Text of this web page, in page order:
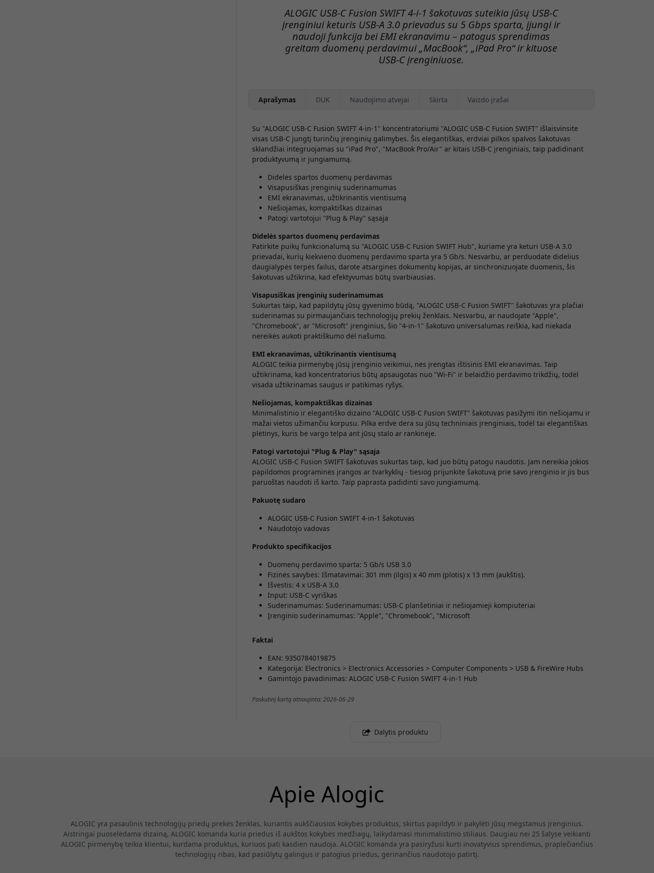
ALOGIC USB-C Fusion SWIFT 4-i-1 šakotuvas suteikia jūsų USB-C
įrenginiui keturis USB-A 3.0 prievadus su 5 Gbps sparta, įjungi ir
naudoji funkcija bei EMI ekranavimu – patogus sprendimas
greitam duomenų perdavimui „MacBook“, „iPad Pro“ ir kituose
USB-C įrenginiuose.
Aprašymas DUK Naudojimo atvejai Skirta Vaizdo įrašai
Su "ALOGIC USB-C Fusion SWIFT 4-in-1" koncentratoriumi "ALOGIC USB-C Fusion SWIFT" išlaisvinsite
visas USB-C jungtį turinčių įrenginių galimybes. Šis elegantiškas, erdviai pilkos spalvos šakotuvas
sklandžiai integruojamas su "iPad Pro", "MacBook Pro/Air" ar kitais USB-C įrenginiais, taip padidinant
produktyvumą ir jungiamumą.
Didelės spartos duomenų perdavimas
Visapusiškas įrenginių suderinamumas
EMI ekranavimas, užtikrinantis vientisumą
Nešiojamas, kompaktiškas dizainas
Patogi vartotojui "Plug & Play" sąsaja
Didelės spartos duomenų perdavimas
Patirkite puikų funkcionalumą su "ALOGIC USB-C Fusion SWIFT Hub", kuriame yra keturi USB-A 3.0
prievadai, kurių kiekvieno duomenų perdavimo sparta yra 5 Gb/s. Nesvarbu, ar perduodate didelius
daugialypės terpės failus, darote atsargines dokumentų kopijas, ar sinchronizuojate duomenis, šis
šakotuvas užtikrina, kad efektyvumas būtų svarbiausias.
Visapusiškas įrenginių suderinamumas
Sukurtas taip, kad papildytų jūsų gyvenimo būdą, "ALOGIC USB-C Fusion SWIFT" šakotuvas yra plačiai
suderinamas su pirmaujančiais technologijų prekių ženklais. Nesvarbu, ar naudojate "Apple",
"Chromebook", ar "Microsoft" įrenginius, šio "4-in-1" šakotuvo universalumas reiškia, kad niekada
nereikės aukoti praktiškumo dėl našumo.
EMI ekranavimas, užtikrinantis vientisumą
ALOGIC teikia pirmenybę jūsų įrenginio veikimui, nes įrengtas ištisinis EMI ekranavimas. Taip
užtikrinama, kad koncentratorius būtų apsaugotas nuo "Wi-Fi" ir belaidžio perdavimo trikdžių, todėl
visada užtikrinamas saugus ir patikimas ryšys.
Nešiojamas, kompaktiškas dizainas
Minimalistinio ir elegantiško dizaino "ALOGIC USB-C Fusion SWIFT" šakotuvas pasižymi itin nešiojamu ir
mažai vietos užimančiu korpusu. Pilka erdvė dera su jūsų techniniais įrenginiais, todėl tai elegantiškas
plėtinys, kuris be vargo telpa ant jūsų stalo ar rankinėje.
Patogi vartotojui "Plug & Play" sąsaja
ALOGIC USB-C Fusion SWIFT šakotuvas sukurtas taip, kad juo būtų patogu naudotis. Jam nereikia jokios
papildomos programinės įrangos ar tvarkyklių - tiesiog prijunkite šakotuvą prie savo įrenginio ir jis bus
paruoštas naudoti iš karto. Taip paprasta padidinti savo jungiamumą.
Pakuotę sudaro
ALOGIC USB-C Fusion SWIFT 4-in-1 šakotuvas
Naudotojo vadovas
Produkto specifikacijos
Duomenų perdavimo sparta: 5 Gb/s USB 3.0
Fizinės savybės: Išmatavimai: 301 mm (ilgis) x 40 mm (plotis) x 13 mm (aukštis).
Išvestis: 4 x USB-A 3.0
Input: USB-C vyriškas
Suderinamumas: Suderinamumas: USB-C planšetiniai ir nešiojamieji kompiuteriai
Įrenginio suderinamumas: "Apple", "Chromebook", "Microsoft
Faktai
EAN: 9350784019875
Kategorija: Electronics > Electronics Accessories > Computer Components > USB & FireWire Hubs
Gamintojo pavadinimas: ALOGIC USB-C Fusion SWIFT 4-in-1 Hub
Paskutinį kartą atnaujinta: 2026-06-29
Dalytis produktu
Apie Alogic
ALOGIC yra pasaulinis technologijų priedų prekės ženklas, kuriantis aukščiausios kokybės produktus, skirtus papildyti ir pakylėti jūsų mėgstamus įrenginius.
Aistringai puoselėdama dizainą, ALOGIC komanda kuria priedus iš aukštos kokybės medžiagų, laikydamasi minimalistinio stiliaus. Daugiau nei 25 šalyse veikianti
ALOGIC pirmenybę teikia klientui, kurdama produktus, kuriuos pati kasdien naudoja. ALOGIC komanda yra pasiryžusi kurti inovatyvius sprendimus, praplečiančius
technologijų ribas, kad pasiūlytų galingus ir patogius priedus, gerinančius naudotojo patirtį.